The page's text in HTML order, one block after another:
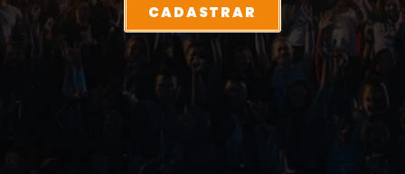
CADASTRAR